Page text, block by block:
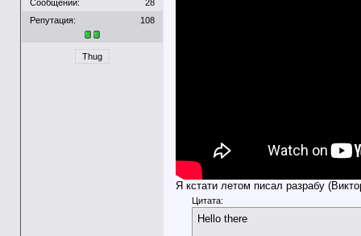
Сообщений:
28
Репутация:
108
Thug
Я кстати летом писал разрабу
Цитата:
Hello there